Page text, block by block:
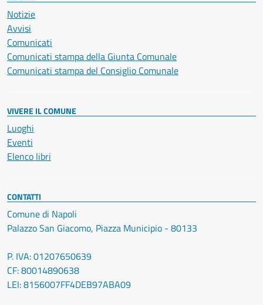
Notizie
Avvisi
Comunicati
Comunicati stampa della Giunta Comunale
Comunicati stampa del Consiglio Comunale
VIVERE IL COMUNE
Luoghi
Eventi
Elenco libri
CONTATTI
Comune di Napoli
Palazzo San Giacomo, Piazza Municipio - 80133
P. IVA: 01207650639
CF: 80014890638
LEI: 8156007FF4DEB97ABA09